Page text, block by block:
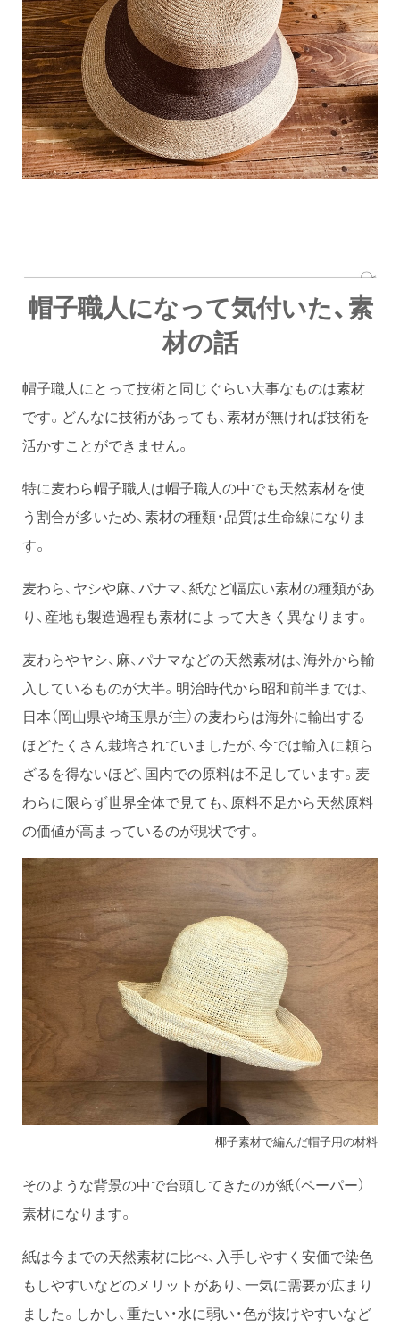
帽子職人になって気付いた、素
材の話
帽子職人にとって技術と同じぐらい大事なものは素材
です。どんなに技術があっても、素材が無ければ技術を
活かすことができません。
特に麦わら帽子職人は帽子職人の中でも天然素材を使
う割合が多いため、素材の種類・品質は生命線になりま
す。
麦わら、ヤシや麻、パナマ、紙など幅広い素材の種類があ
り、産地も製造過程も素材によって大きく異なります。
麦わらやヤシ、麻、パナマなどの天然素材は、海外から輸
入しているものが大半。明治時代から昭和前半までは、
日本（岡山県や埼玉県が主）の麦わらは海外に輸出する
ほどたくさん栽培されていましたが、今では輸入に頼ら
ざるを得ないほど、国内での原料は不足しています。麦
わらに限らず世界全体で見ても、原料不足から天然原料
の価値が高まっているのが現状です。
椰子素材で編んだ帽子用の材料
そのような背景の中で台頭してきたのが紙（ペーパー）
素材になります。
紙は今までの天然素材に比べ、入手しやすく安価で染色
もしやすいなどのメリットがあり、一気に需要が広まり
ました。しかし、重たい・水に弱い・色が抜けやすいなど